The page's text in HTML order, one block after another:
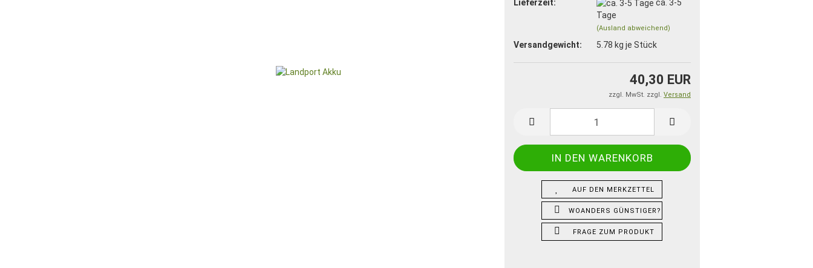
Lieferzeit:
ca. 3-5
Tage
(Ausland abweichend)
Versandgewicht: 5.78 kg je Stück
40,30 EUR
zzgl. MwSt. zzgl. Versand
AUF DEN MERKZETTEL
WOANDERS GÜNSTIGER?
FRAGE ZUM PRODUKT